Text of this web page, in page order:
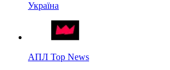
Україна
АПЛ Top News